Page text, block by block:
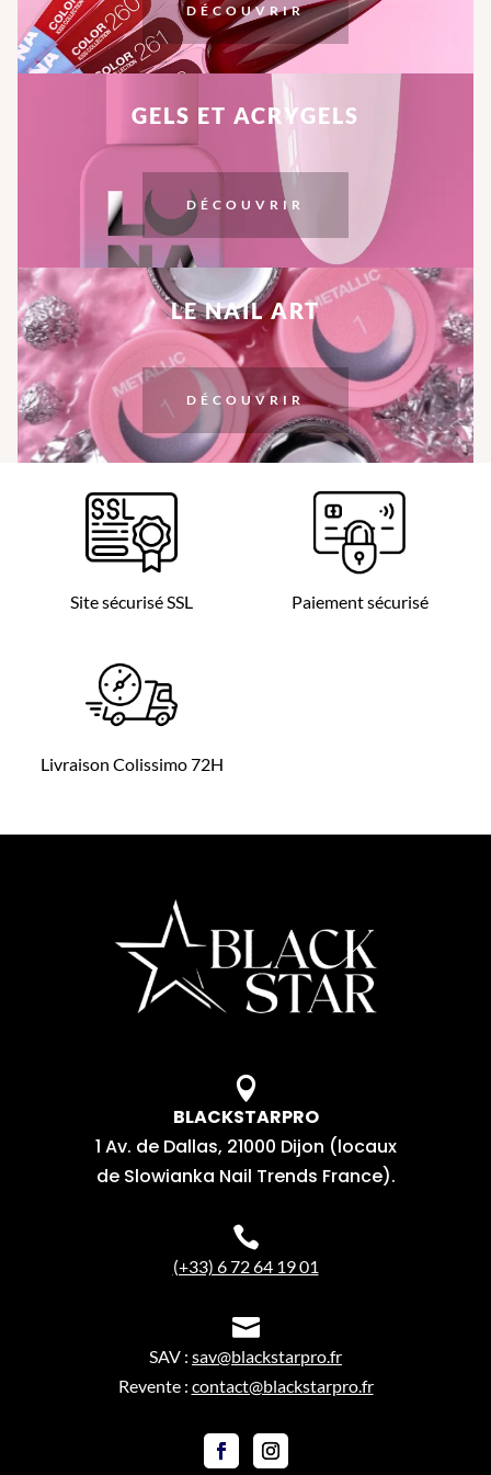
DÉCOUVRIR
GELS ET ACRYGELS
DÉCOUVRIR
LE NAIL ART
DÉCOUVRIR
Site sécurisé SSL Paiement sécurisé
Livraison Colissimo 72H

BLACKSTARPRO
1 Av. de Dallas, 21000 Dijon (locaux
de Slowianka Nail Trends France).

(+33) 6 72 64 19 01

SAV : sav@blackstarpro.fr
Revente : contact@blackstarpro.fr